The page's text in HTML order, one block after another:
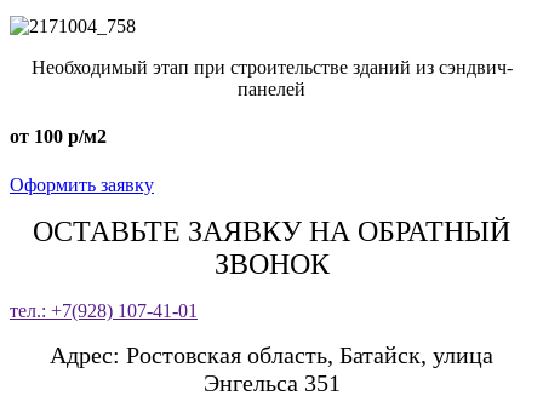
Необходимый этап при строительстве зданий из сэндвич-
панелей
от 100 р/м2
Оформить заявку
ОСТАВЬТЕ ЗАЯВКУ НА ОБРАТНЫЙ
ЗВОНОК
тел.: +7(928) 107-41-01
Адрес: Ростовская область, Батайск, улица
Энгельса 351